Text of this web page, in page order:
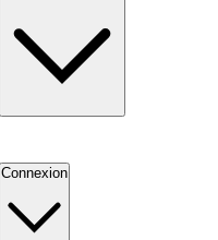
Connexion